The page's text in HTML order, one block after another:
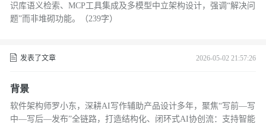
识库语义检索、MCP工具集成及多模型中立架构设计，强调“解决问
题”而非堆砌功能。（239字）
发表了文章 2026-05-02 21:57:26
背景
软件架构师罗小东，深耕AI写作辅助产品设计多年，聚焦“写前—写
中—写后—发布”全链路，打造结构化、闭环式AI协创流：支持智能